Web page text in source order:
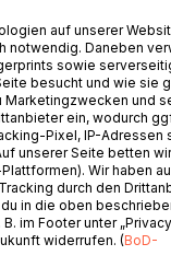
Schoppelt als
Kindern gebeten,
Details aus
später auch mit
er ein engagierter
lebendig das
IN
auf unserer
notwendig. Daneben
sowie
besucht und wie sie
und
ein, wodurch
Pixel, IP-Adressen
unserer Seite betten
Wir haben
durch den
in die oben
im Footer unter
widerrufen. (BoD-